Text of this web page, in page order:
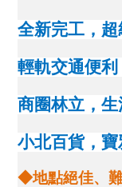
全新完工，超
輕軌交通便利
商圈林立，生
小北百貨，寶
◆地點絕佳、